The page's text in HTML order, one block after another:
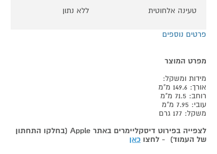
טעינה אלחוטית ללא נתון
פרטים נוספים
מפרט המוצר
מידות ומשקל:
אורך: 149.6 מ"מ
רוחב: 71.5 מ"מ
עובי: 7.95 מ"מ
משקל: 177 גרם
לצפייה בפירוט דיסקליימרים באתר Apple (בחלקו התחתון
של העמוד) - לחצו כאן